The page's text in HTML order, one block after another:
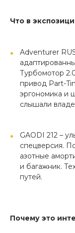
Что в
Adventurer
Турбомотор
привод Part-
эргономика и
слышали
GAODI 212 –
спецверсия.
азотные
и багажник.
путей.
Почему это